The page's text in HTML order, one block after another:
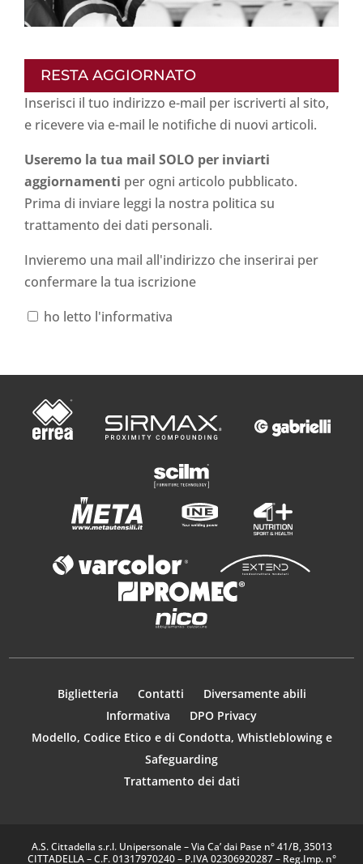
RESTA AGGIORNATO
Inserisci il tuo indirizzo e-mail per iscriverti al sito,
e ricevere via e-mail le notifiche di nuovi articoli.
Useremo la tua mail SOLO per inviarti
aggiornamenti per ogni articolo pubblicato.
Prima di inviare leggi la nostra politica su
trattamento dei dati personali.
Invieremo una mail all'indirizzo che inserirai per
confermare la tua iscrizione
ho letto l'informativa
Biglietteria Contatti
Diversamente abili
Informativa
DPO Privacy
Modello, Codice Etico e di Condotta, Whistleblowing e
Safeguarding
Trattamento dei dati
A.S. Cittadella s.r.l. Unipersonale – Via Ca’ dai Pase n° 41/B, 35013
CITTADELLA – C.F. 01317970240 – P.IVA 02306920287 – Reg.Imp. n°